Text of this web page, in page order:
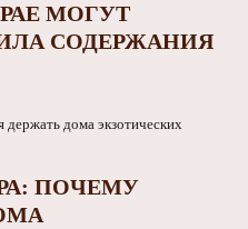
МОГУТ
СОДЕРЖАНИЯ
ПОЧЕМУ